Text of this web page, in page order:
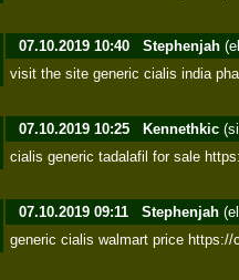
07.10.2019 10:40 Stephenjah
visit the site generic cialis india
07.10.2019 10:25 Kennethkic
cialis generic tadalafil for sale
07.10.2019 09:11 Stephenjah
generic cialis walmart price